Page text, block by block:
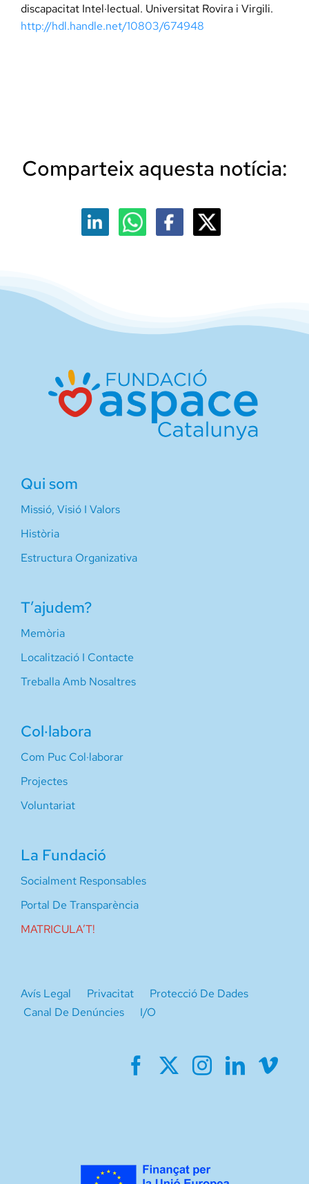
discapacitat Intel·lectual. Universitat Rovira i Virgili.
http://hdl.handle.net/10803/674948
Comparteix aquesta notícia:
Qui som
Missió, Visió I Valors
Història
Estructura Organizativa
T’ajudem?
Memòria
Localització I Contacte
Treballa Amb Nosaltres
Col·labora
Com Puc Col·laborar
Projectes
Voluntariat
La Fundació
Socialment Responsables
Portal De Transparència
MATRICULA’T!
Avís Legal Privacitat
Protecció De Dades
Canal De Denúncies
I/O